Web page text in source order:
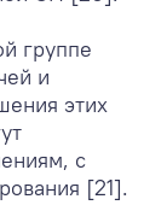
группе
и
этих
с
[21].